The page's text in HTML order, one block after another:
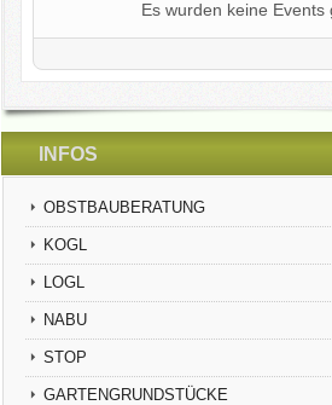
Es wurden keine Events
INFOS
OBSTBAUBERATUNG
KOGL
LOGL
NABU
STOP
GARTENGRUNDSTÜCKE